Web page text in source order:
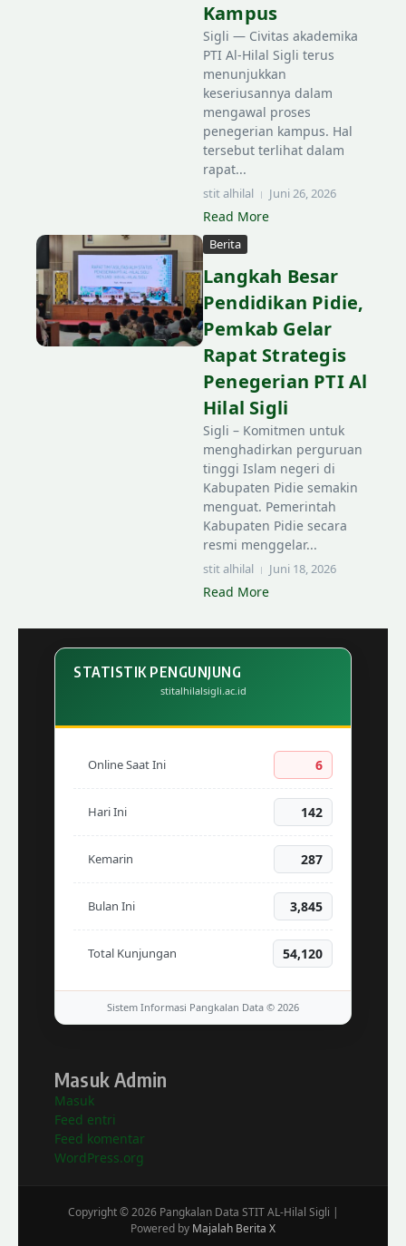
Kampus
Sigli — Civitas akademika
PTI Al-Hilal Sigli terus
menunjukkan
keseriusannya dalam
mengawal proses
penegerian kampus. Hal
tersebut terlihat dalam
rapat...
stit alhilal Juni 26, 2026
Read More
Berita
Langkah Besar
Pendidikan Pidie,
Pemkab Gelar
Rapat Strategis
Penegerian PTI Al
Hilal Sigli
Sigli – Komitmen untuk
menghadirkan perguruan
tinggi Islam negeri di
Kabupaten Pidie semakin
menguat. Pemerintah
Kabupaten Pidie secara
resmi menggelar...
stit alhilal Juni 18, 2026
Read More
STATISTIK PENGUNJUNG
stitalhilalsigli.ac.id
Online Saat Ini 6
Hari Ini 142
Kemarin 287
Bulan Ini 3,845
Total Kunjungan 54,120
Sistem Informasi Pangkalan Data © 2026
Masuk Admin
Masuk
Feed entri
Feed komentar
WordPress.org
Copyright © 2026 Pangkalan Data STIT AL-Hilal Sigli |
Powered by Majalah Berita X